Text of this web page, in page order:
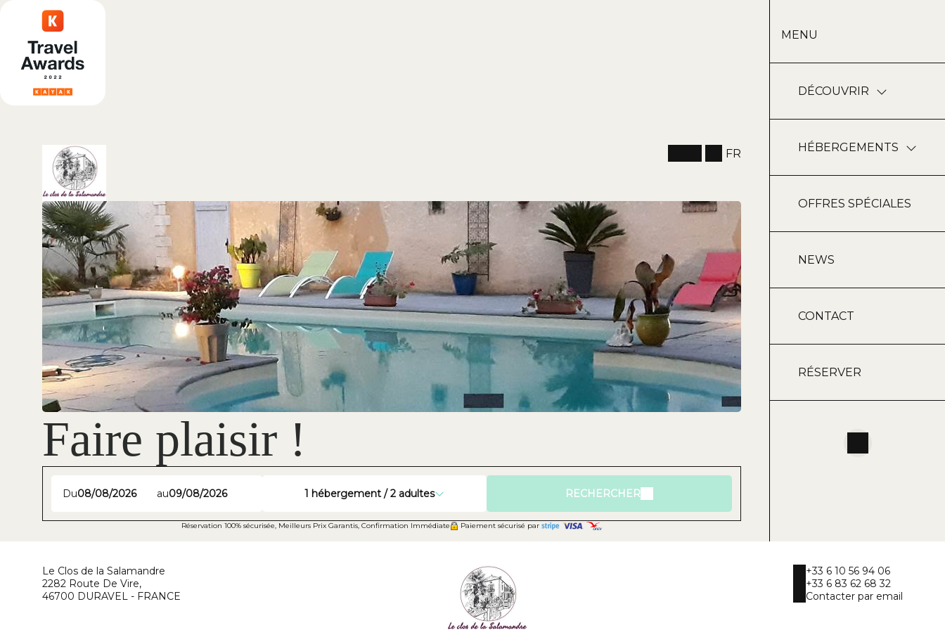
FR
MENU
DÉCOUVRIR
HÉBERGEMENTS
OFFRES SPÉCIALES
NEWS
CONTACT
RÉSERVER
Faire plaisir !
Du au 1 hébergement /2 adultes RECHERCHER
Réservation 100% sécurisée, Meilleurs Prix Garantis, Confirmation Immédiate Paiement sécurisé par
Le Clos de la Salamandre
2282 Route De Vire,
46700 DURAVEL - FRANCE
+33 6 10 56 94 06
+33 6 83 62 68 32
Contacter par email